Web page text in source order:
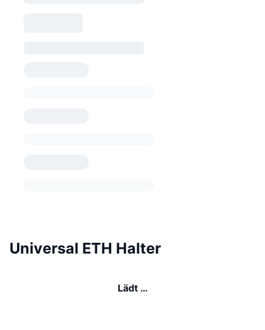
Universal ETH Halter
Lädt …